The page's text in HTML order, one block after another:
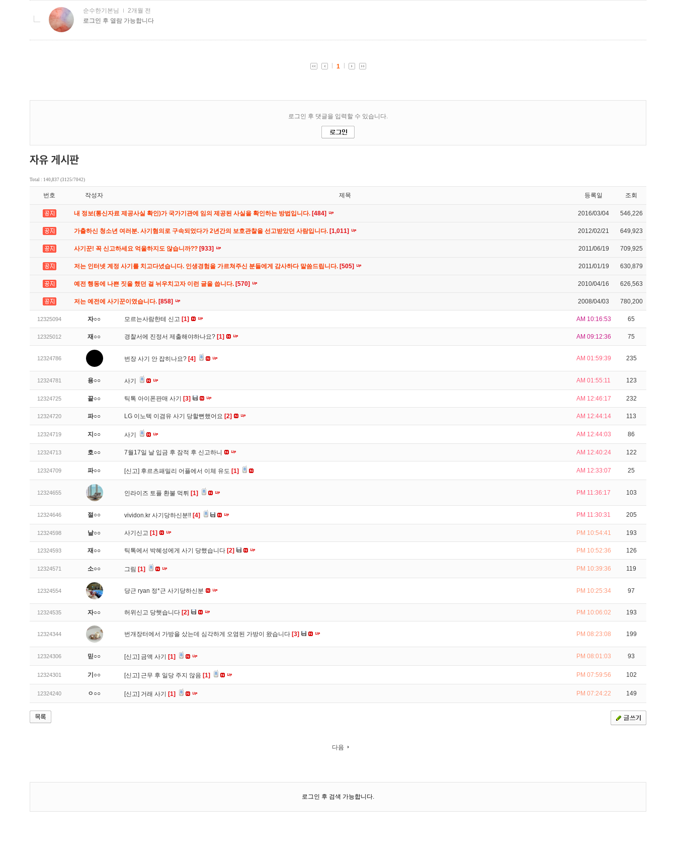
Total : 140,837 (3125/7042)
번호 작성자 제목 등록일 조회
내 정보(통신자료 제공사실 확인)가 국가기관에 임의 제공된 사실을 확인하는 방법입니다. [484] 2016/03/04 546,226
가출하신 청소년 여러분. 사기혐의로 구속되었다가 2년간의 보호관찰을 선고받았던 사람입니다. [1,011] 2012/02/21 649,923
사기꾼! 꼭 신고하세요 억울하지도 않습니까?? [933] 2011/06/19 709,925
저는 인터넷 계정 사기를 치고다녔습니다. 인생경험을 가르쳐주신 분들에게 감사하다 말씀드립니다. [505] 2011/01/19 630,879
예전 행동에 나쁜 짓을 했던 걸 뉘우치고자 이런 글을 씁니다. [570] 2010/04/16 626,563
저는 예전에 사기꾼이였습니다. [858] 2008/04/03 780,200
12325094 자○○ 모르는사람한테 신고 [1] AM 10:16:53 65
12325012 재○○ 경찰서에 진정서 제출해야하나요? [1] AM 09:12:36 75
12324786 번장 사기 안 잡히나요? [4] AM 01:59:39 235
12324781 용○○ 사기 AM 01:55:11 123
12324725 끝○○ 틱톡 아이폰판매 사기 [3] AM 12:46:17 232
12324720 파○○ LG 이노텍 이겸유 사기 당할뻔했어요 [2] AM 12:44:14 113
12324719 지○○ 사기 AM 12:44:03 86
12324713 호○○ 7월17일 날 입금 후 잠적 후 신고하니 AM 12:40:24 122
12324709 파○○ [신고] 후르츠패밀리 어플에서 이체 유도 [1] AM 12:33:07 25
12324655 인라이즈 토플 환불 먹튀 [1] PM 11:36:17 103
12324646 절○○ vividon.kr 사기당하신분!! [4] PM 11:30:31 205
12324598 날○○ 사기신고 [1] PM 10:54:41 193
12324593 재○○ 틱톡에서 박혜성에게 사기 당했습니다 [2] PM 10:52:36 126
12324571 소○○ 그림 [1] PM 10:39:36 119
12324554 당근 ryan 정*근 사기당하신분 PM 10:25:34 97
12324535 자○○ 허위신고 당햇습니다 [2] PM 10:06:02 193
12324344 번개장터에서 가방을 샀는데 심각하게 오염된 가방이 왔습니다 [3] PM 08:23:08 199
12324306 믿○○ [신고] 금액 사기 [1] PM 08:01:03 93
12324301 기○○ [신고] 근무 후 일당 주지 않음 [1] PM 07:59:56 102
12324240 ㅇ○○ [신고] 거래 사기 [1] PM 07:24:22 149
다음
로그인 후 검색 가능합니다.